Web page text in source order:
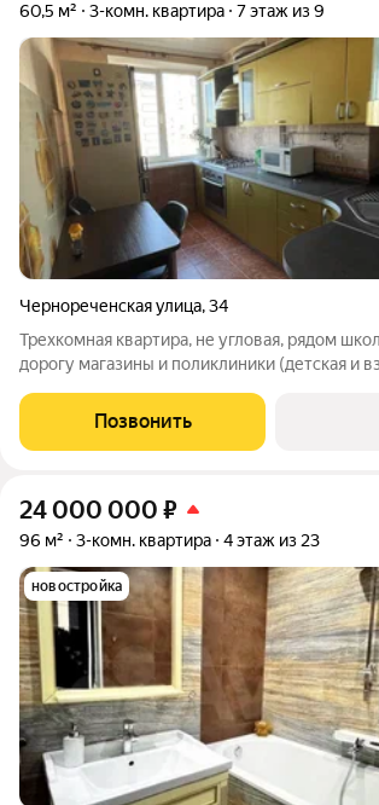
60,5 м² 3-комн. квартира 7 этаж из 9
Чернореченская улица,34
Трехкомная квартира, не угловая, рядом
дорогу магазины и поликлиники (детская и
идеальном состоянии. Кухонный гарнитур
гарнитур, стенка и
Позвонить
24 000 000 ₽
96 м² 3-комн. квартира 4 этаж из 23
новостройка